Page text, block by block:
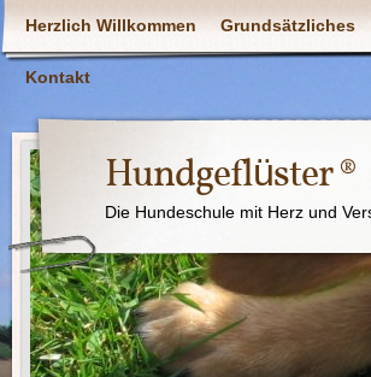
Herzlich Willkommen Grundsätzliches
Kontakt
Hundgeflüster ®
Die Hundeschule mit Herz und